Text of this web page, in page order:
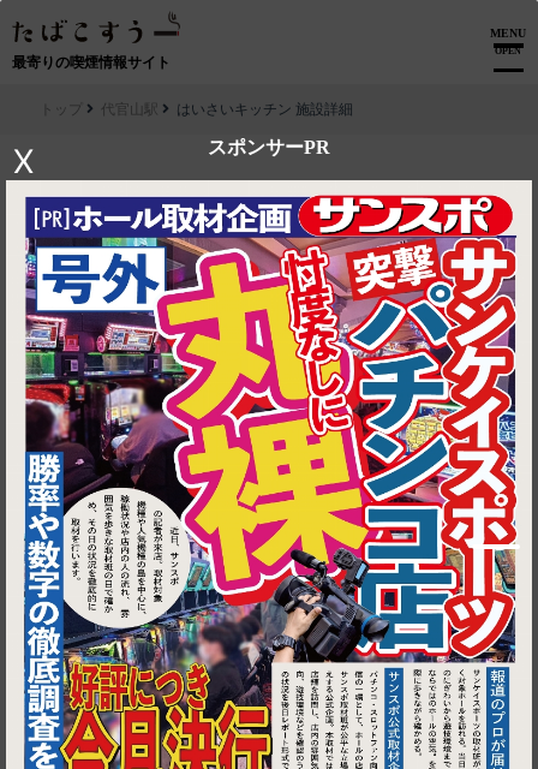
最寄りの喫煙情報サイト
MENU
OPEN
スポンサーPR
X
1
トップ 代官山駅 はいさいキッチン 施設詳細
▶ ルートを見る
代官山駅│はいさいキッチン
東京都渋谷区猿楽町26-2 sarugaku 1F